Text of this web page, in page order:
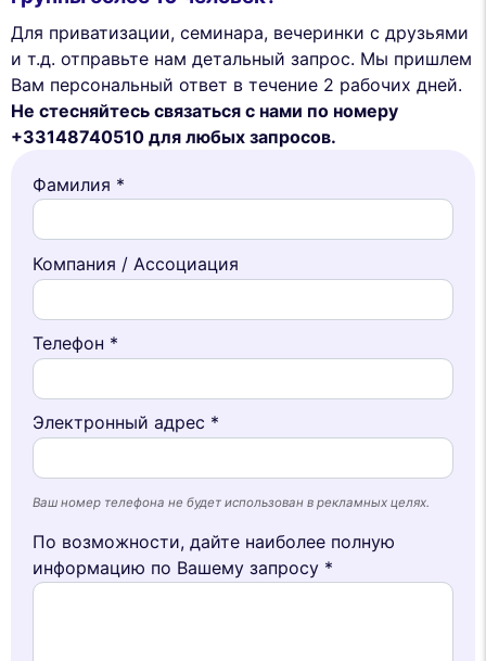
Для приватизации, семинара, вечеринки с друзьями
и т.д. отправьте нам детальный запрос. Мы пришлем
Вам персональный ответ в течение 2 рабочих дней.
Не стесняйтесь связаться с нами по номеру
+33148740510 для любых запросов.
Фамилия *
Компания / Ассоциация
Телефон *
Электронный адрес *
Ваш номер телефона не будет использован в рекламных целях.
По возможности, дайте наиболее полную
информацию по Вашему запросу *